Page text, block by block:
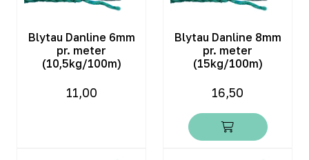
Blytau Danline 6mm
pr. meter
(10,5kg/100m)
11,00
Blytau Danline 8mm
pr. meter
(15kg/100m)
16,50